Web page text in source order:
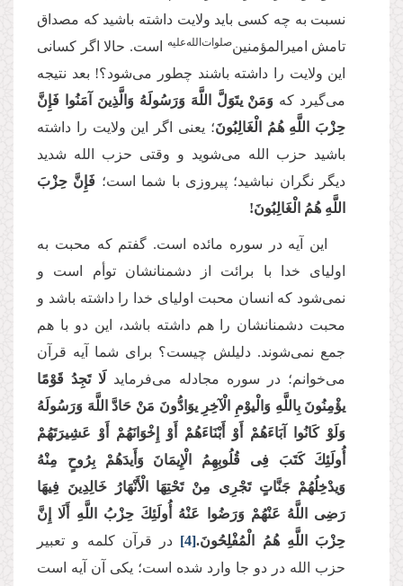
نسبت به چه كسى باید ولایت داشته باشید كه مصداق
تامش امیرالمؤمنین‌صلوات‌‌الله‌‌علیه
است. حالا اگر كسانى
این ولایت را داشته باشند چطور مى‌‌شود؟! بعد نتیجه
مى‌‌گیرد که وَمَنْ یتَوَلَّ اللَّهَ وَرَسُولَهُ وَالَّذِینَ آمَنُوا فَإِنَّ
حِزْبَ اللَّهِ هُمُ الْغَالِبُونَ؛ یعنى اگر این ولایت را داشته
باشید حزب الله مى‌‌شوید و وقتى حزب الله شدید
دیگر نگران نباشید؛ پیروزى با شما است؛ فَإِنَّ حِزْبَ
اللَّهِ هُمُ الْغَالِبُونَ!
این آیه در سوره مائده است. گفتم كه محبت به
اولیای خدا با برائت از دشمنانشان توأم است و
نمى‌‌شود که انسان محبت اولیای خدا را داشته باشد و
محبت دشمنانشان را هم داشته باشد، این دو با هم
جمع نمى‌‌شوند. دلیلش چیست؟ برای شما آیه قرآن
مى‌‌خوانم؛ در سوره مجادله می‌فرماید لَا تَجِدُ قَوْمًا
یؤْمِنُونَ بِاللَّهِ وَالْیوْمِ الْآخِرِ یوَادُّونَ مَنْ حَادَّ اللَّهَ وَرَسُولَهُ
وَلَوْ كَانُوا آبَاءَهُمْ أَوْ أَبْنَاءَهُمْ أَوْ إِخْوَانَهُمْ أَوْ عَشِیرَتَهُمْ
أُولَئِكَ كَتَبَ فِی قُلُوبِهِمُ الْإِیمَانَ وَأَیدَهُمْ بِرُوحٍ مِنْهُ
وَیدْخِلُهُمْ جَنَّاتٍ تَجْرِی مِنْ تَحْتِهَا الْأَنْهَارُ خَالِدِینَ فِیهَا
رَضِی اللَّهُ عَنْهُمْ وَرَضُوا عَنْهُ أُولَئِكَ حِزْبُ اللَّهِ أَلَا إِنَّ
حِزْبَ اللَّهِ هُمُ الْمُفْلِحُونَ.[4] در قرآن كلمه و تعبیر
حزب الله در دو جا وارد شده است؛ یكى آن آیه است